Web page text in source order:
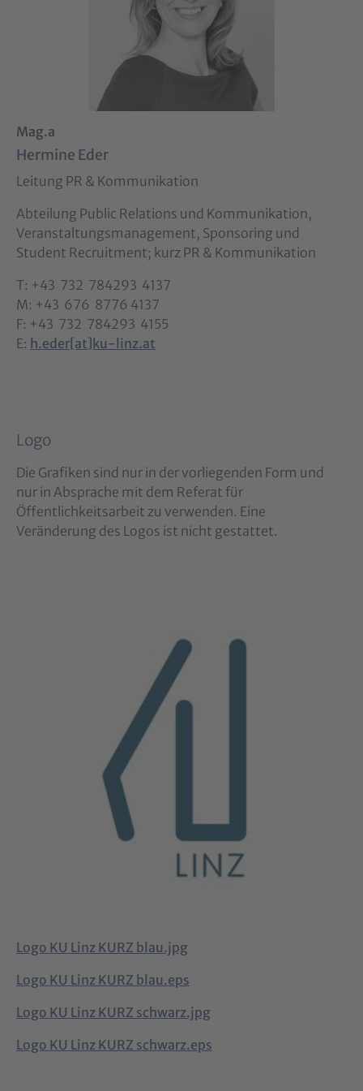
Mag.a
Hermine Eder
Leitung PR & Kommunikation
Abteilung Public Relations und Kommunikation,
Veranstaltungsmanagement, Sponsoring und
Student Recruitment; kurz PR & Kommunikation
T: +43 732 784293 4137
M: +43 676 8776 4137
F: +43 732 784293 4155
E: h.eder[at]ku-linz.at
Logo
Die Grafiken sind nur in der vorliegenden Form und
nur in Absprache mit dem Referat für
Öffentlichkeitsarbeit zu verwenden. Eine
Veränderung des Logos ist nicht gestattet.
Logo KU Linz KURZ blau.jpg
Logo KU Linz KURZ blau.eps
Logo KU Linz KURZ schwarz.jpg
Logo KU Linz KURZ schwarz.eps